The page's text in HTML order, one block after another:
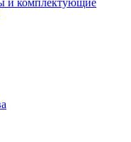
и комплектующие